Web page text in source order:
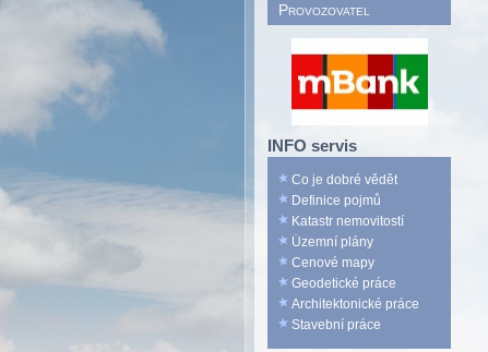
Provozovatel
INFO servis
Co je dobré vědět
Definice pojmů
Katastr nemovitostí
Územní plány
Cenové mapy
Geodetické práce
Architektonické práce
Stavební práce